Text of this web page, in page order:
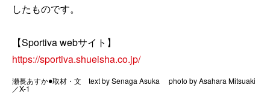
したものです。
【Sportiva webサイト】
https://sportiva.shueisha.co.jp/
瀬長あすか●取材・文 text by Senaga Asuka photo by Asahara Mitsuaki
／X-1